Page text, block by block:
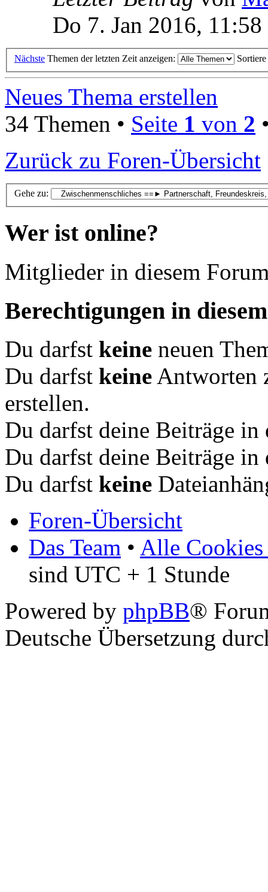
Do 7. Jan 2016, 11:58
Nächste Themen der letzten Zeit anzeigen:
Neues Thema erstellen
34 Themen • Seite 1 von 2
Zurück zu Foren-Übersicht
Gehe zu:
Wer ist online?
Mitglieder in diesem
Berechtigungen in
Du darfst keine neuen
Du darfst keine Antworten
erstellen.
Du darfst deine Beiträge
Du darfst deine Beiträge
Du darfst keine
Foren-Übersicht
Das Team • Alle Cookies
sind UTC + 1 Stunde
Powered by phpBB®
Deutsche Übersetzung